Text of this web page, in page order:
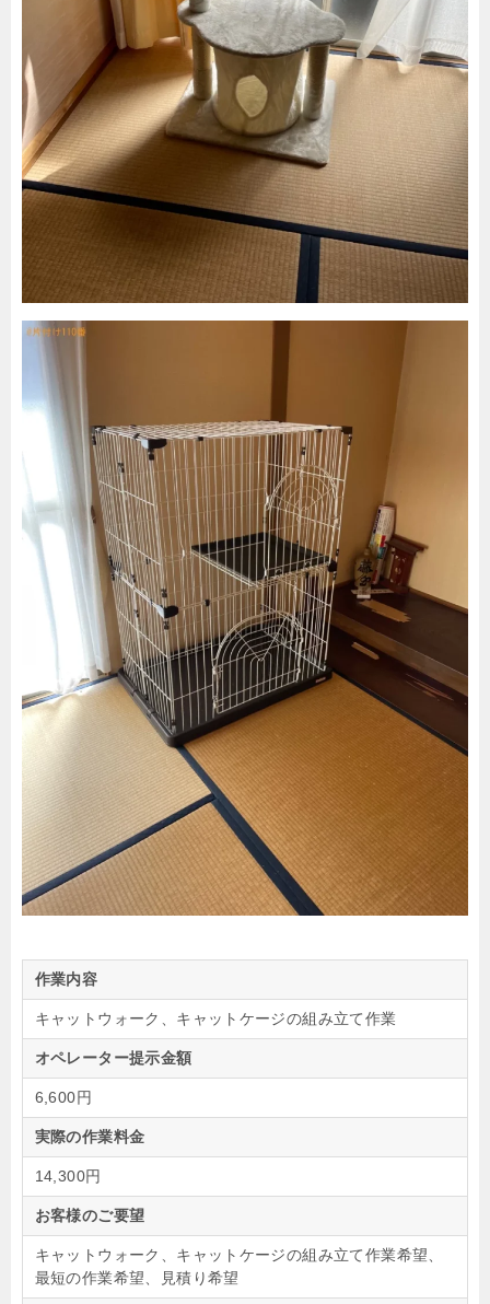
作業内容
キャットウォーク、キャットケージの組み立て作業
オペレーター提示金額
6,600円
実際の作業料金
14,300円
お客様のご要望
キャットウォーク、キャットケージの組み立て作業希望、
最短の作業希望、見積り希望